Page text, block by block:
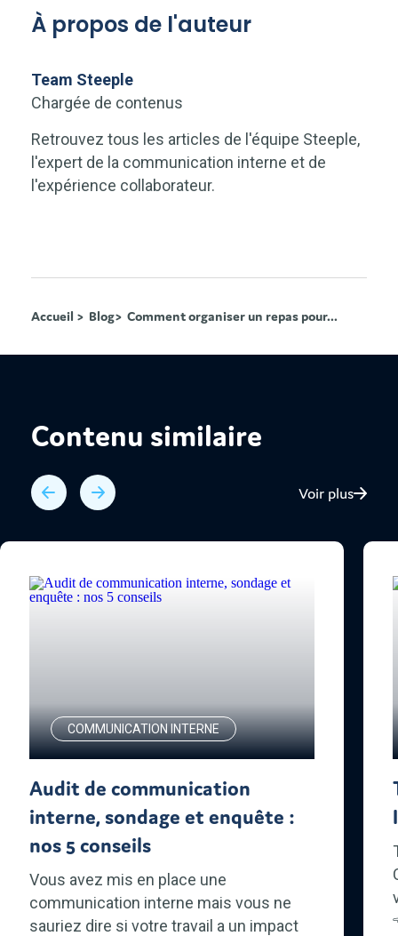
À propos de l'auteur
Team Steeple
Chargée de contenus
Retrouvez tous les articles de l'équipe Steeple,
l'expert de la communication interne et de
l'expérience collaborateur.
Accueil > Blog> Comment organiser un repas pour...
Contenu similaire
Voir plus
COMMUNICATION INTERNE
Audit de communication
interne, sondage et enquête :
nos 5 conseils
Vous avez mis en place une
communication interne mais vous ne
sauriez dire si votre travail a un impact